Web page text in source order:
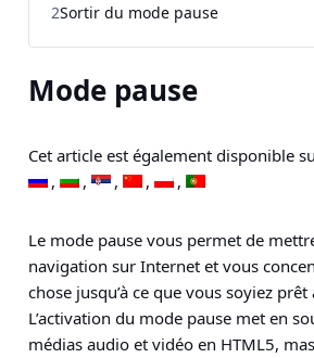
Mode pause
Cet article est également disponible
Le mode pause vous permet de
navigation sur Internet et vous
chose jusqu’à ce que vous soyiez
L’activation du mode pause met en
médias audio et vidéo en HTML5,
2Sortir du mode pause